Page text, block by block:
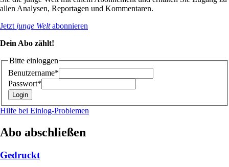
allen Analysen, Reportagen und Kommentaren.
Jetzt junge Weltabonnieren
Dein Abo zählt!
Bitte einloggen
Benutzername*
Passwort*
Hilfe bei Einlog-Problemen
Abo abschließen
Gedruckt